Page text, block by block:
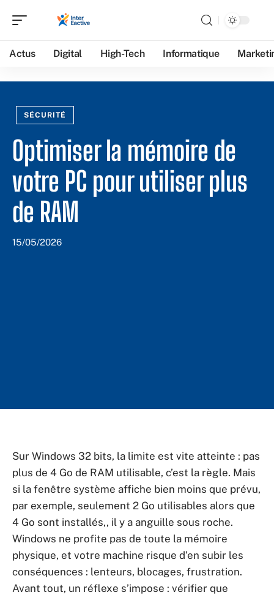
Actus Digital High-Tech Informatique
SÉCURITÉ
Optimiser la mémoire de
votre PC pour utiliser plus
de RAM
15/05/2026
Sur Windows 32 bits, la limite est vite atteinte : pas
plus de 4 Go de RAM utilisable, c’est la règle. Mais
si la fenêtre système affiche bien moins que prévu,
par exemple, seulement 2 Go utilisables alors que
4 Go sont installés,, il y a anguille sous roche.
Windows ne profite pas de toute la mémoire
physique, et votre machine risque d’en subir les
conséquences : lenteurs, blocages, frustration.
Avant tout, un réflexe s’impose : vérifier que